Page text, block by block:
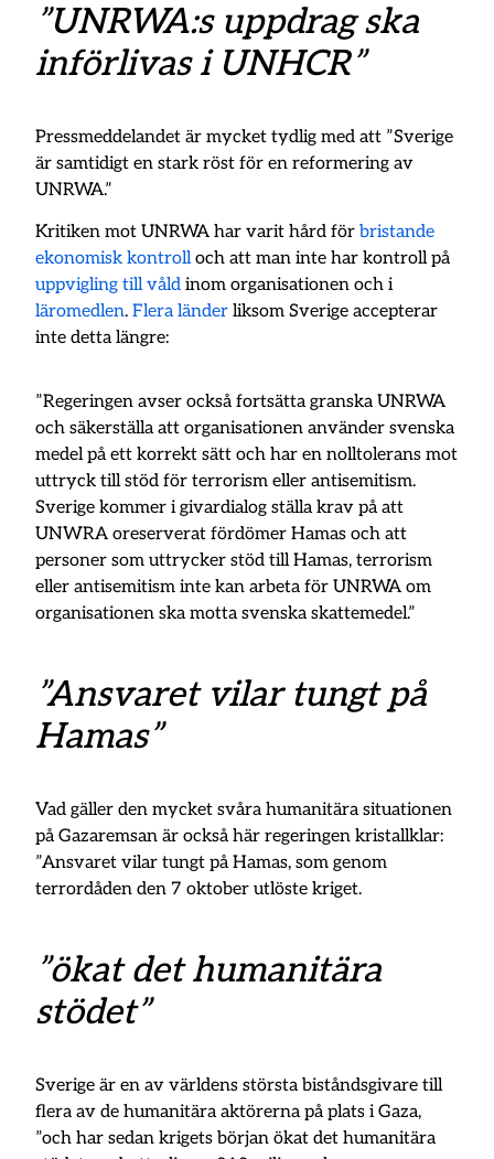
”UNRWA:s uppdrag ska
införlivas i UNHCR”
Pressmeddelandet är mycket tydlig med att ”Sverige
är samtidigt en stark röst för en reformering av
UNRWA.”
Kritiken mot UNRWA har varit hård förbristande
ekonomisk kontrolloch att man inte har kontroll på
uppvigling till våld inom organisationen och i
läromedlen.Flera länder liksom Sverige accepterar
inte detta längre:
”Regeringen avser också fortsätta granska UNRWA
och säkerställa att organisationen använder svenska
medel på ett korrekt sätt och har en nolltolerans mot
uttryck till stöd för terrorism eller antisemitism.
Sverige kommer i givardialog ställa krav på att
UNWRA oreserverat fördömer Hamas och att
personer som uttrycker stöd till Hamas, terrorism
eller antisemitism inte kan arbeta för UNRWA om
organisationen ska motta svenska skattemedel.”
”Ansvaret vilar tungt på
Hamas”
Vad gäller den mycket svåra humanitära situationen
på Gazaremsan är också här regeringen kristallklar:
”Ansvaret vilar tungt på Hamas, som genom
terrordåden den 7 oktober utlöste kriget.
”ökat det humanitära
stödet”
Sverige är en av världens största biståndsgivare till
flera av de humanitära aktörerna på plats i Gaza,
”och har sedan krigets början ökat det humanitära